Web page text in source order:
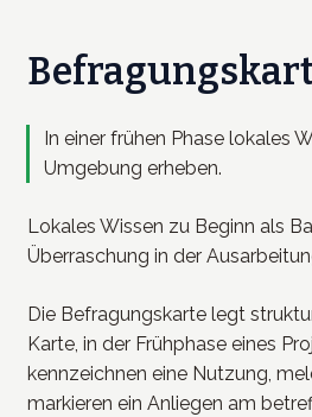
In einer frühen Phase lokales
Umgebung erheben.
Lokales Wissen zu Beginn als
Überraschung in der
Die Befragungskarte legt
Karte, in der Frühphase eines
kennzeichnen eine Nutzung,
markieren ein Anliegen am